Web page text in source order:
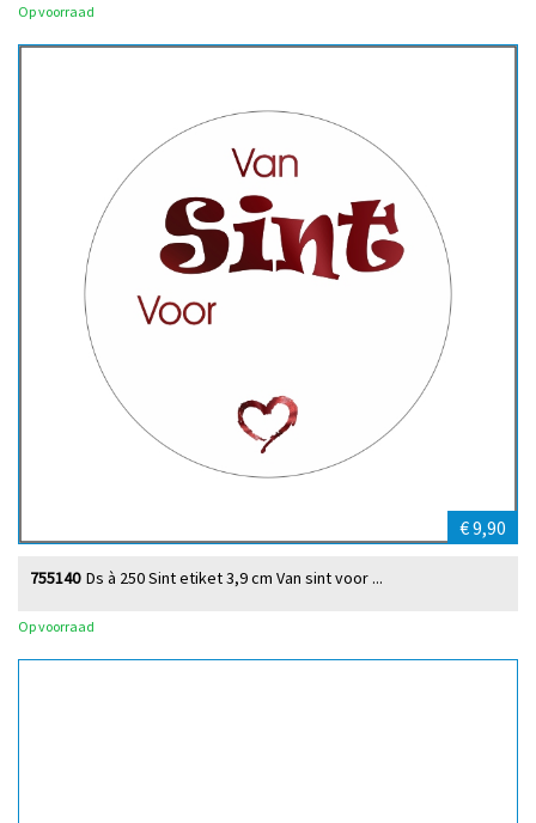
Op voorraad
€ 9,90
Ds à 250 Sint etiket 3,9 cm Van sint voor ...
755140
Op voorraad